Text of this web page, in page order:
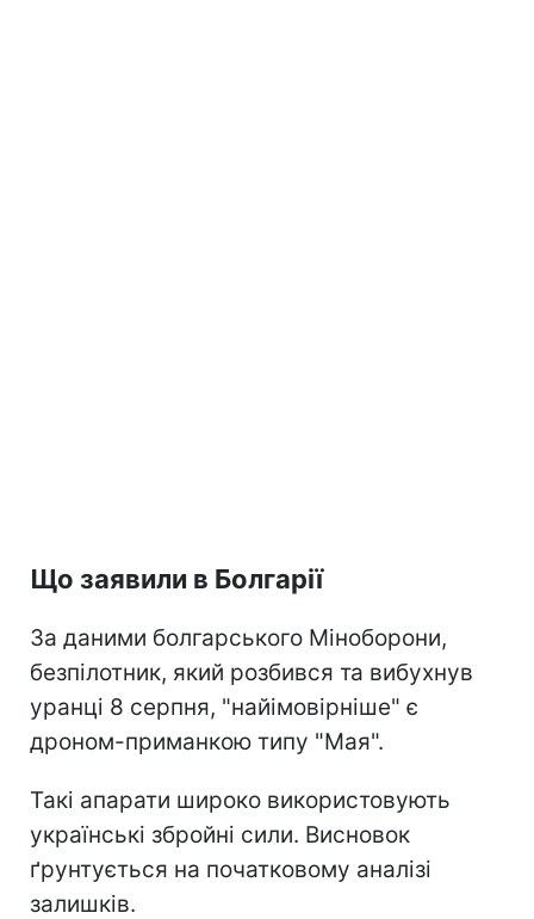
Що заявили в Болгарії
За даними болгарського Міноборони,
безпілотник, який розбився та вибухнув
уранці 8 серпня, "найімовірніше" є
дроном-приманкою типу "Мая".
Такі апарати широко використовують
українські збройні сили. Висновок
ґрунтується на початковому аналізі
залишків.